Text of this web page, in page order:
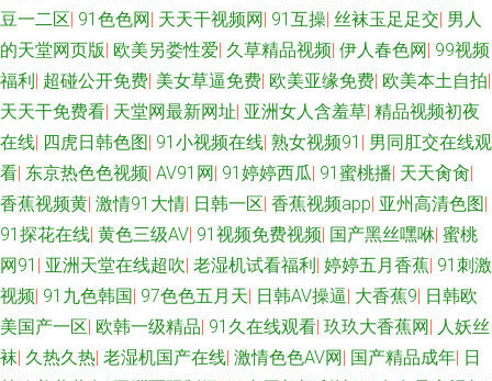
豆一二区| 91色色网| 天天干视频网| 91互操| 丝袜玉足足交| 男人
的天堂网页版| 欧美另娄性爱| 久草精品视频| 伊人春色网| 99视频
福利| 超碰公开免费| 美女草逼免费| 欧美亚缘免费| 欧美本土自拍|
天天干免费看| 天堂网最新网址| 亚洲女人含羞草| 精品视频初夜
在线| 四虎日韩色图| 91小视频在线| 熟女视频91 | 男同肛交在线观
看| 东京热色色视频| AV91网| 91婷婷西瓜| 91蜜桃播| 天天肏肏|
香蕉视频黄| 激情91大情| 日韩一区| 香蕉视频app| 亚州高清色图|
91探花在线| 黄色三级AV| 91视频免费视频| 国产黑丝嘿咻| 蜜桃
网91 | 亚洲天堂在线超吹| 老湿机试看福利| 婷婷五月香蕉| 91刺激
视频| 91九色韩国| 97色色五月天| 日韩AV操逼| 大香蕉9| 日韩欧
美国产一区| 欧韩一级精品| 91久在线观看| 玖玖大香蕉网| 人妖丝
袜| 久热久热| 老湿机国产在线| 激情色色AV网| 国产精品成年| 日